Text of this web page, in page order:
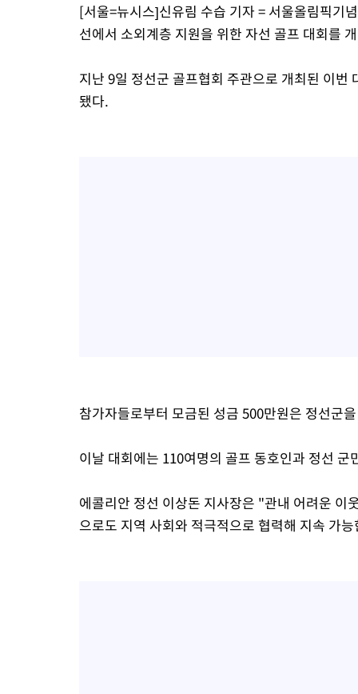
[서울=뉴시스]신유림 수습 기자 = 서울올림픽기
선에서 소외계층 지원을 위한 자선 골프 대회를
지난 9일 정선군 골프협회 주관으로 개최된 이
됐다.
참가자들로부터 모금된 성금 500만원은 정선군
이날 대회에는 110여명의 골프 동호인과 정선 군
에콜리안 정선 이상돈 지사장은 "관내 어려운 이
으로도 지역 사회와 적극적으로 협력해 지속 가